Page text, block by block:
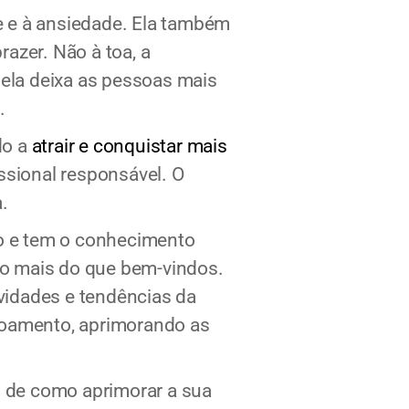
à ansiedade. Ela também
Não à toa, a
deixa as pessoas mais
a atrair e conquistar mais
responsável. O
e tem o conhecimento
mais do que bem-vindos.
e tendências da
aprimorando as
como aprimorar a sua